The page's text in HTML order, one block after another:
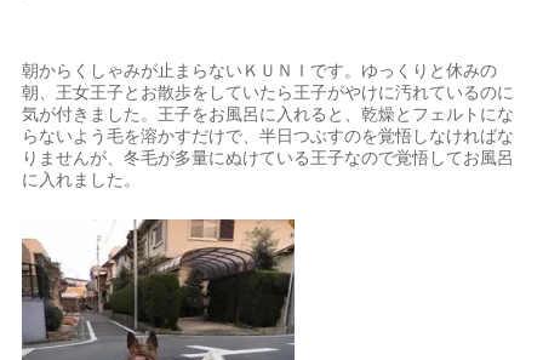
朝からくしゃみが止まらないＫＵＮＩです。ゆっくりと休みの
朝、王女王子とお散歩をしていたら王子がやけに汚れているのに
気が付きました。王子をお風呂に入れると、乾燥とフェルトにな
らないよう毛を溶かすだけで、半日つぶすのを覚悟しなければな
りませんが、冬毛が多量にぬけている王子なので覚悟してお風呂
に入れました。